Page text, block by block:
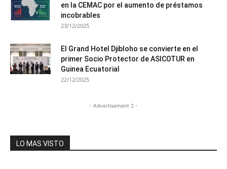
en la CEMAC por el aumento de préstamos
incobrables
23/12/2025
El Grand Hotel Djibloho se convierte en el
primer Socio Protector de ASICOTUR en
Guinea Ecuatorial
22/12/2025
- Advertisement 2 -
LO MAS VISTO